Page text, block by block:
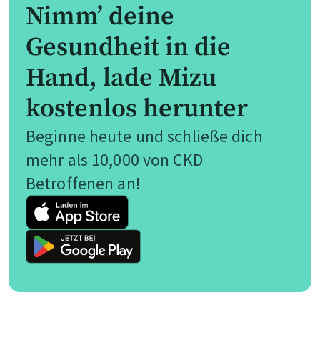
Nimm’ deine
Gesundheit in die
Hand, lade Mizu
kostenlos herunter
Beginne heute und schließe dich
mehr als 10,000 von CKD
Betroffenen an!